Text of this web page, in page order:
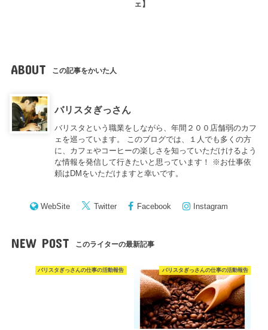
ェ】
ABOUT この記事をかいた人
バリスタぎっさん
バリスタという職業をしながら、年間２００店舗弱のカフ
ェを巡っています。 このブログでは、１人でも多くの方
に、カフェやコーヒーの楽しさを知っていただけけるよう
な情報を発信して行きたいと思っています！ ※お仕事依
頼はDMをいただけますと幸いです。
WebSite Twitter Facebook Instagram
NEW POST このライターの最新記事
バリスタぎっさんの仕事の活動報告 バリスタぎっさんの仕事の活動報告